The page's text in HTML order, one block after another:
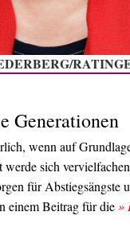
Generationen
wenn auf
sich
für Abstiegsängste
einem Beitrag für die»